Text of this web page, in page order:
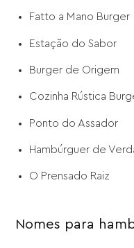
Fatto a Mano Burger
Estação do Sabor
Burger de Origem
Cozinha Rústica
Ponto do Assador
Hambúrguer de
O Prensado Raiz
Nomes para